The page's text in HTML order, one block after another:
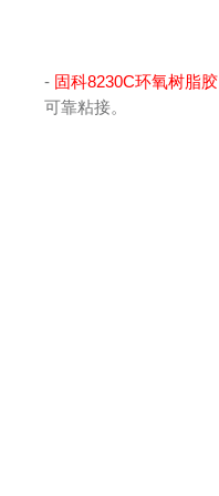
- 固科8230C环氧树脂胶
可靠粘接。